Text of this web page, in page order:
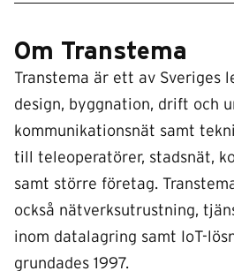
Om Transtema
Transtema är ett av Sveriges
design, byggnation, drift och
kommunikationsnät samt
till teleoperatörer, stadsnät,
samt större företag.
också nätverksutrustning,
inom datalagring samt IoT-
grundades 1997.